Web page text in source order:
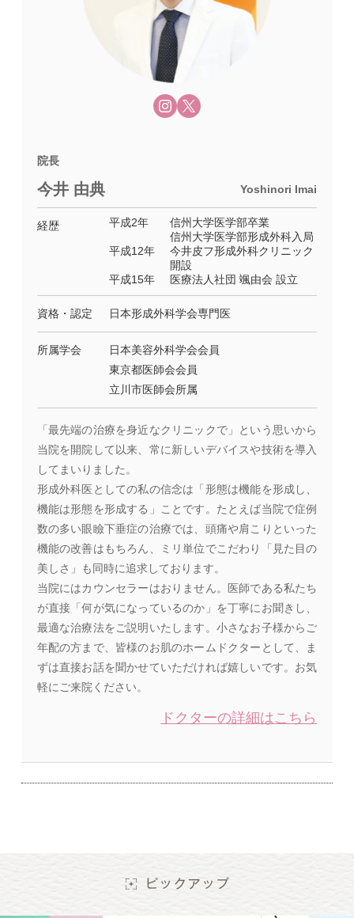
院長
今井 由典 Yoshinori Imai
経歴 平成2年
信州大学医学部卒業
信州大学医学部形成外科入局
平成12年
今井皮フ形成外科クリニック
開設
平成15年
医療法人社団 颯由会 設立
資格・認定 日本形成外科学会専門医
所属学会
日本美容外科学会会員
東京都医師会会員
立川市医師会所属
「最先端の治療を身近なクリニックで」という思いから
当院を開院して以来、常に新しいデバイスや技術を導入
してまいりました。
形成外科医としての私の信念は「形態は機能を形成し、
機能は形態を形成する」ことです。たとえば当院で症例
数の多い眼瞼下垂症の治療では、頭痛や肩こりといった
機能の改善はもちろん、ミリ単位でこだわり「見た目の
美しさ」も同時に追求しております。
当院にはカウンセラーはおりません。医師である私たち
が直接「何が気になっているのか」を丁寧にお聞きし、
最適な治療法をご説明いたします。小さなお子様からご
年配の方まで、皆様のお肌のホームドクターとして、ま
ずは直接お話を聞かせていただければ嬉しいです。お気
軽にご来院ください。
ドクターの詳細はこちら